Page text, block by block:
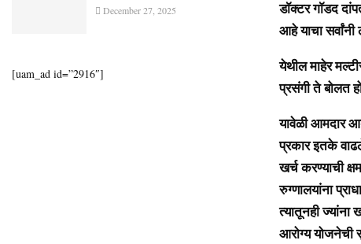
डॉक्टर गॉडद
आहे याचा
येथील माहेर
प्रसंगी ते बोलत
यावेळी आमदार
प्रकार इतके
खर्च करण्याची
रुग्णालयांना
त्यातूनही
आरोग्य योजनेची
December 27, 2025
[uam_ad id=”2916″]